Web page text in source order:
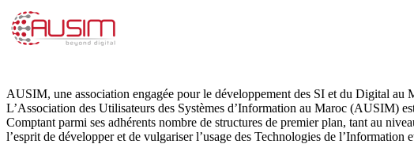
AUSIM, une association engagée pour le développement des SI et du Digital au
L’Association des Utilisateurs des Systèmes d’Information au Maroc (AUSIM)
Comptant parmi ses adhérents nombre de structures de premier plan, tant au
l’esprit de développer et de vulgariser l’usage des Technologies de l’Information